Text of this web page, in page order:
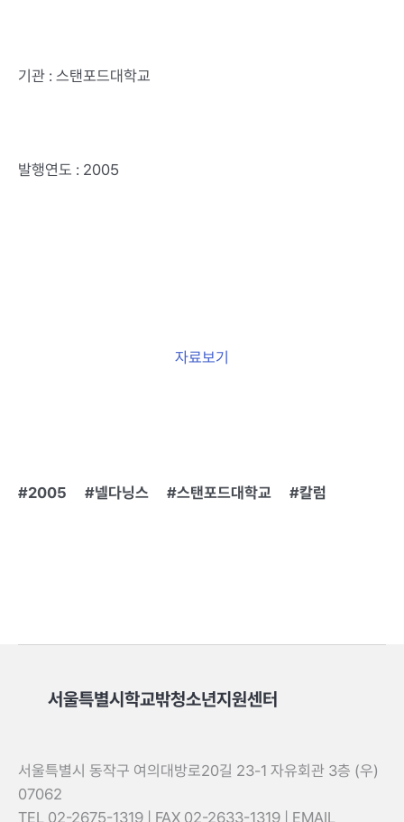
기관 : 스탠포드대학교
발행연도 : 2005
자료보기
2005 넬다닝스 스탠포드대학교 칼럼
서울특별시학교밖청소년지원센터
서울특별시 동작구 여의대방로20길 23-1 자유회관 3층 (우)
07062
TEL 02-2675-1319 | FAX 02-2633-1319 | EMAIL